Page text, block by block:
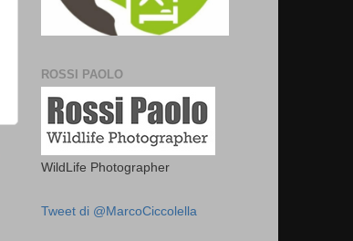
ROSSI PAOLO
WildLife Photographer
Tweet di @MarcoCiccolella